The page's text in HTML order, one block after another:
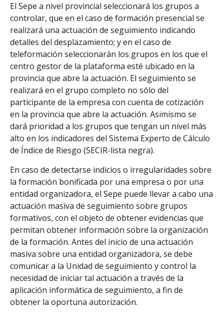
El Sepe a nivel provincial seleccionará los grupos a
controlar, que en el caso de formación presencial se
realizará una actuación de seguimiento indicando
detalles del desplazamiento; y en el caso de
teleformación seleccionarán los grupos en los que el
centro gestor de la plataforma esté ubicado en la
provincia que abre la actuación. El seguimiento se
realizará en el grupo completo no sólo del
participante de la empresa con cuenta de cotización
en la provincia que abre la actuación. Asimismo se
dará prioridad a los grupos que tengan un nivel más
alto en los indicadores del Sistema Experto de Cálculo
de Índice de Riesgo (SECIR-lista negra).
En caso de detectarse indicios o irregularidades sobre
la formación bonificada por una empresa o por una
entidad organizadora, el Sepe puede llevar a cabo una
actuación masiva de seguimiento sobre grupos
formativos, con el objeto de obtener evidencias que
permitan obtener información sobre la organización
de la formación. Antes del inicio de una actuación
masiva sobre una entidad organizadora, se debe
comunicar a la Unidad de seguimiento y control la
necesidad de iniciar tal actuación a través de la
aplicación informática de seguimiento, a fin de
obtener la oportuna autorización.